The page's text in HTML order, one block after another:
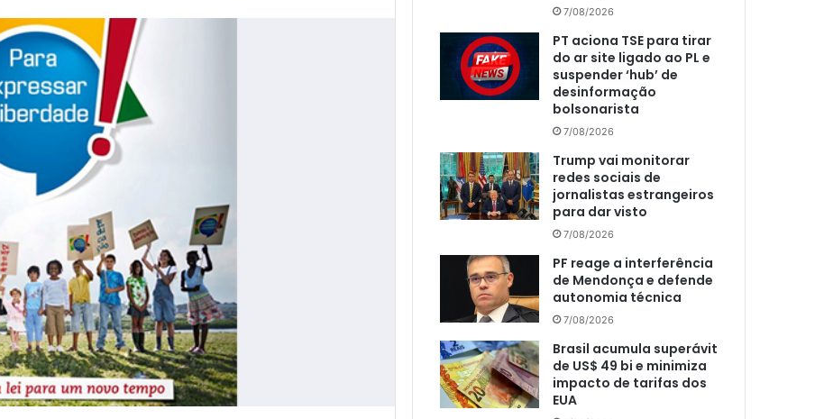
7/08/2026
PT aciona TSE para tirar
do ar site ligado ao PL e
suspender ‘hub’ de
desinformação
bolsonarista
7/08/2026
Trump vai monitorar
redes sociais de
jornalistas estrangeiros
para dar visto
7/08/2026
PF reage a interferência
de Mendonça e defende
autonomia técnica
7/08/2026
Brasil acumula superávit
de US$ 49 bi e minimiza
impacto de tarifas dos
EUA